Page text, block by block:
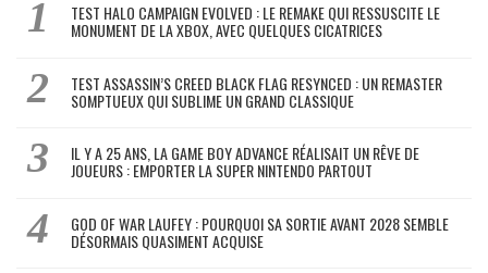
TEST HALO CAMPAIGN EVOLVED : LE REMAKE QUI RESSUSCITE LE
MONUMENT DE LA XBOX, AVEC QUELQUES CICATRICES
TEST ASSASSIN’S CREED BLACK FLAG RESYNCED : UN REMASTER
SOMPTUEUX QUI SUBLIME UN GRAND CLASSIQUE
IL Y A 25 ANS, LA GAME BOY ADVANCE RÉALISAIT UN RÊVE DE
JOUEURS : EMPORTER LA SUPER NINTENDO PARTOUT
GOD OF WAR LAUFEY : POURQUOI SA SORTIE AVANT 2028 SEMBLE
DÉSORMAIS QUASIMENT ACQUISE